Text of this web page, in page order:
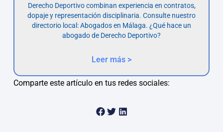
Derecho Deportivo combinan experiencia en contratos,
dopaje y representación disciplinaria. Consulte nuestro
directorio local: Abogados en Málaga. ¿Qué hace un
abogado de Derecho Deportivo?
Leer más >
Comparte este artículo en tus redes sociales: